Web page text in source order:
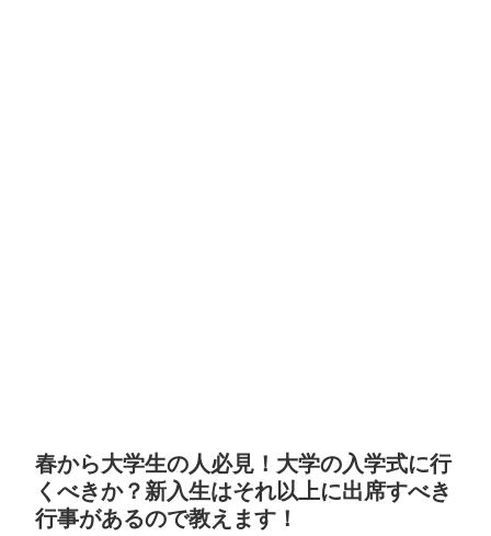
春から大学生の人必見！大学の入学式に行
くべきか？新入生はそれ以上に出席すべき
行事があるので教えます！